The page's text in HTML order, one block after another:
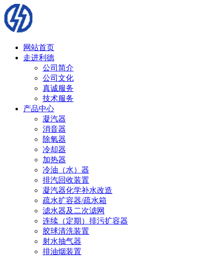
网站首页
走进利德
公司简介
公司文化
真诚服务
技术服务
产品中心
凝汽器
消音器
除氧器
冷却器
加热器
冷油（水）器
排汽回收装置
凝汽器化学补水改造
疏水扩容器/疏水箱
滤水器及二次滤网
连续（定期）排污扩容器
胶球清洗装置
射水抽气器
排油烟装置